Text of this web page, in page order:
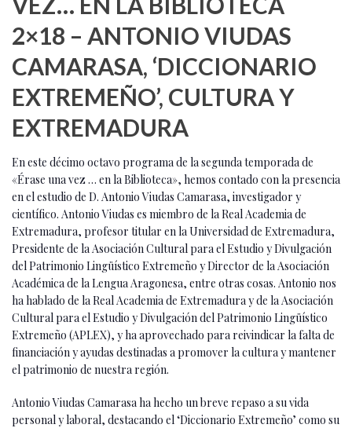
2×18 – ANTONIO VIUDAS
CAMARASA, ‘DICCIONARIO
EXTREMEÑO’, CULTURA Y
EXTREMADURA
En este décimo octavo programa de la segunda temporada de
«Érase una vez … en la Biblioteca», hemos contado con la presencia
en el estudio de D. Antonio Viudas Camarasa, investigador y
científico. Antonio Viudas es miembro de la Real Academia de
Extremadura, profesor titular en la Universidad de Extremadura,
Presidente de la Asociación Cultural para el Estudio y Divulgación
del Patrimonio Lingüístico Extremeño y Director de la Asociación
Académica de la Lengua Aragonesa, entre otras cosas. Antonio nos
ha hablado de la Real Academia de Extremadura y de la Asociación
Cultural para el Estudio y Divulgación del Patrimonio Lingüístico
Extremeño (APLEX), y ha aprovechado para reivindicar la falta de
financiación y ayudas destinadas a promover la cultura y mantener
el patrimonio de nuestra región.
Antonio Viudas Camarasa ha hecho un breve repaso a su vida
personal y laboral, destacando el ‘Diccionario Extremeño’ como su